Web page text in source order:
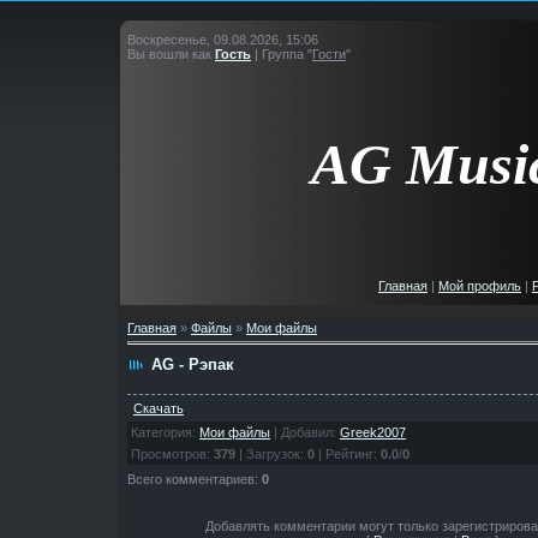
Воскресенье, 09.08.2026, 15:06
Вы вошли как Гость | Группа "Гости"
AG
Главная | Мой профиль |
Главная » Файлы » Мои файлы
AG - Рэпак
Скачать
Категория: Мои файлы | Добавил: Greek2007
Просмотров: 379 | Загрузок: 0 | Рейтинг: 0.0/0
Всего комментариев: 0
Добавлять комментарии могут только